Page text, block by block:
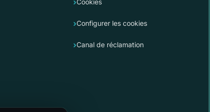
Cookies
Configurer les cookies
Canal de réclamation